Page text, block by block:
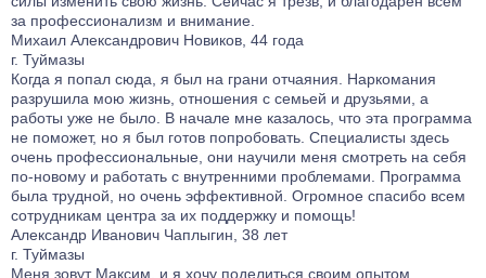
за профессионализм и внимание.
Михаил Александрович Новиков, 44 года
г. Туймазы
Когда я попал сюда, я был на грани отчаяния. Наркомания
разрушила мою жизнь, отношения с семьей и друзьями, а
работы уже не было. В начале мне казалось, что эта программа
не поможет, но я был готов попробовать. Специалисты здесь
очень профессиональные, они научили меня смотреть на себя
по-новому и работать с внутренними проблемами. Программа
была трудной, но очень эффективной. Огромное спасибо всем
сотрудникам центра за их поддержку и помощь!
Александр Иванович Чаплыгин, 38 лет
г. Туймазы
Меня зовут Максим, и я хочу поделиться своим опытом